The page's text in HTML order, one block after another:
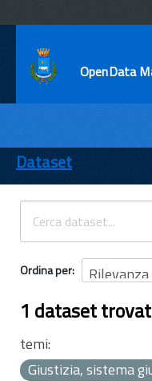
OpenData
ENTI
TEMI
INFORMAZIONI
Dataset
Ordina per
1 dataset
temi:
Giustizia, sistema